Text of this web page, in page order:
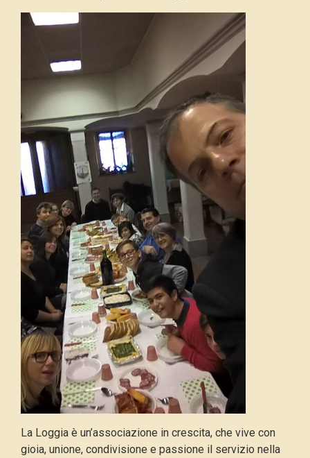
La Loggia è un’associazione in crescita, che vive con
gioia, unione, condivisione e passione il servizio nella